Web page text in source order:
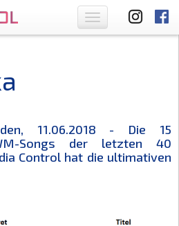
Toggle
navigation
11.06.2018 - Die 15
Songs der letzten 40
Control hat die ultimativen